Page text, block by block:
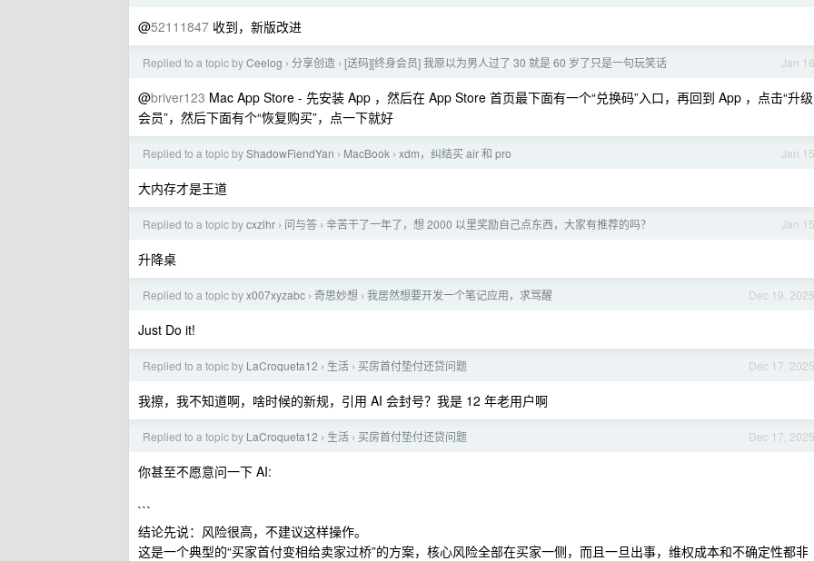
@52111847 收到，新版改进
Jan 16
Replied to a topic byCeelog › 分享创造 › [送码][终身会员] 我原以为男人过了 30 就是 60 岁了只是一句玩笑话
@briver123 Mac App Store - 先安装 App ，然后在 App Store 首页最下面有一个“兑换码”入口，再回到 App ，点击“升级
会员”，然后下面有个“恢复购买”，点一下就好
Jan 15
Replied to a topic byShadowFiendYan › MacBook › xdm，纠结买 air 和 pro
大内存才是王道
Jan 15
Replied to a topic bycxzlhr › 问与答 › 辛苦干了一年了，想 2000 以里奖励自己点东西，大家有推荐的吗？
升降桌
Dec 19, 2025
Replied to a topic byx007xyzabc › 奇思妙想 › 我居然想要开发一个笔记应用，求骂醒
Just Do it!
Dec 17, 2025
Replied to a topic by LaCroqueta12 › 生活 › 买房首付垫付还贷问题
我擦，我不知道啊，啥时候的新规，引用 AI 会封号？我是 12 年老用户啊
Dec 17, 2025
Replied to a topic by LaCroqueta12 › 生活 › 买房首付垫付还贷问题
你甚至不愿意问一下 AI:
```
结论先说：风险很高，不建议这样操作。
这是一个典型的“买家首付变相给卖家过桥”的方案，核心风险全部在买家一侧，而且一旦出事，维权成本和不确定性都非